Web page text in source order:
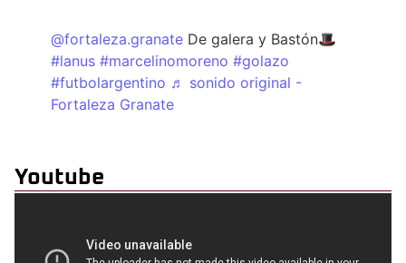
@fortaleza.granate De galera y Bastón🎩
#lanus #marcelinomoreno #golazo
#futbolargentino ♬ sonido original -
Fortaleza Granate
Youtube